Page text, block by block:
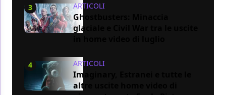
3 ARTICOLI
Ghostbusters: Minaccia
glaciale e Civil War tra le uscite
4 ARTICOLI
Imaginary, Estranei e tutte le
altre uscite home video di